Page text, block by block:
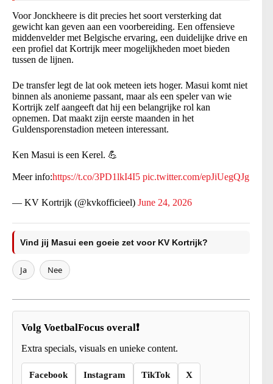
Voor Jonckheere is dit precies het soort versterking dat
gewicht kan geven aan een voorbereiding. Een offensieve
middenvelder met Belgische ervaring, een duidelijke drive en
een profiel dat Kortrijk meer mogelijkheden moet bieden
tussen de lijnen.
De transfer legt de lat ook meteen iets hoger. Masui komt niet
binnen als anonieme passant, maar als een speler van wie
Kortrijk zelf aangeeft dat hij een belangrijke rol kan
opnemen. Dat maakt zijn eerste maanden in het
Guldensporenstadion meteen interessant.
Ken Masui is een Kerel. 💪
Meer info:https://t.co/3PD1lkI4I5 pic.twitter.com/epJiUegQJg
— KV Kortrijk (@kvkofficieel) June 24, 2026
Vind jij Masui een goeie zet voor KV Kortrijk?
Ja Nee
Volg VoetbalFocus overal❗
Extra specials, visuals en unieke content.
Facebook Instagram TikTok X